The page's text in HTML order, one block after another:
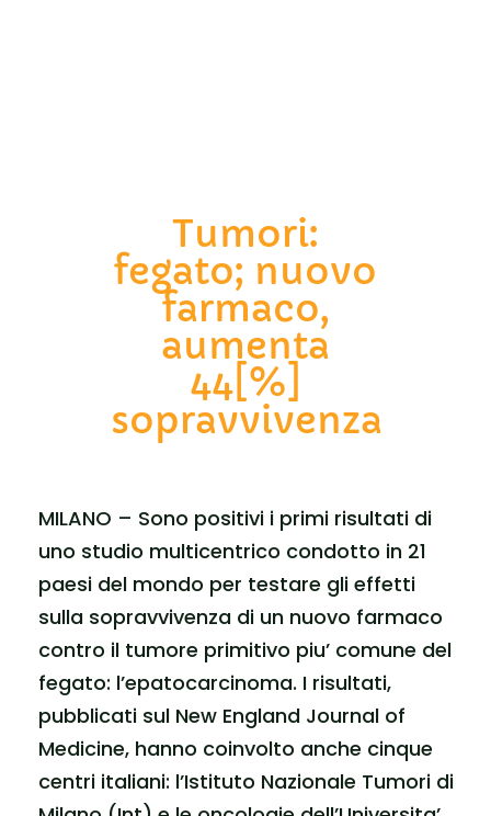
Tumori:
fegato; nuovo
farmaco,
aumenta
44[%]
sopravvivenza
MILANO – Sono positivi i primi risultati di
uno studio multicentrico condotto in 21
paesi del mondo per testare gli effetti
sulla sopravvivenza di un nuovo farmaco
contro il tumore primitivo piu’ comune del
fegato: l’epatocarcinoma. I risultati,
pubblicati sul New England Journal of
Medicine, hanno coinvolto anche cinque
centri italiani: l’Istituto Nazionale Tumori di